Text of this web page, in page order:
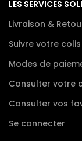
LES SERVICES
Livraison &
Suivre votre colis
Modes de
Consulter votre
Consulter vos
Se connecter